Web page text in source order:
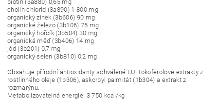
biotin (3a880) 0,65 mg
cholin chlorid (3a890) 1 800 mg
organický zinek (3b606) 90 mg
organické železo (3b106) 75 mg
organický hořčík (3b504) 30 mg
organická měď (3b406) 14 mg
jód (3b201) 0,7 mg
organický selen (3b810) 0,2 mg
Obsahuje přírodní antioxidanty schválené EU: tokoferolové extrakty z
rostlinného oleje (1b306), askorbyl palmitát (1b304) a extrakt z
rozmarýnu.
Metabolizovatelná energie: 3 750 kcal/kg